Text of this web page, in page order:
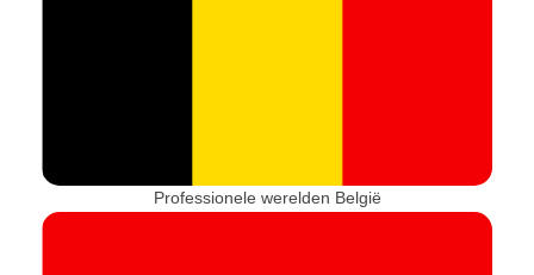
Professionele werelden België